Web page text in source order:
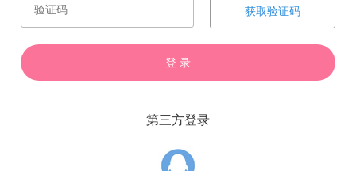
赏 催 票
获取验证码
登 录
第三方登录